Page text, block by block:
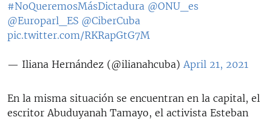
#NoQueremosMásDictadura @ONU_es
@Europarl_ES @CiberCuba
pic.twitter.com/RKRapGtG7M
— Iliana Hernández (@ilianahcuba) April 21, 2021
En la misma situación se encuentran en la capital, el
escritor Abuduyanah Tamayo, el activista Esteban